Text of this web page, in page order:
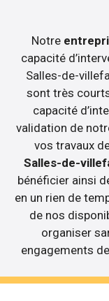
Notre
capacité
Salles-de-
sont très
capacité
validation de
vos travaux
Salles-de-
bénéficier ainsi
en un rien de
de nos
organiser
engagements